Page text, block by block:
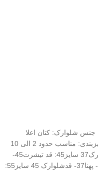
شلوارک: کتان اعلا
320گرم کمر کش راحت کیفیت تضمینی سایزبندی: مناسب حدود 2 الی 10
سال سایز40: قد تیشرت40- پهنا33- قدشلوارک37 سایز45: قد تیشرت45-
پهنا35- قدشلوارک40 سایز50: قد تیشرت52- پهنا37- قدشلوارک 45 سایز55: